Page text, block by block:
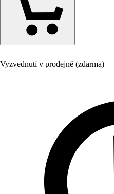
Vyzvednutí v prodejně (zdarma)